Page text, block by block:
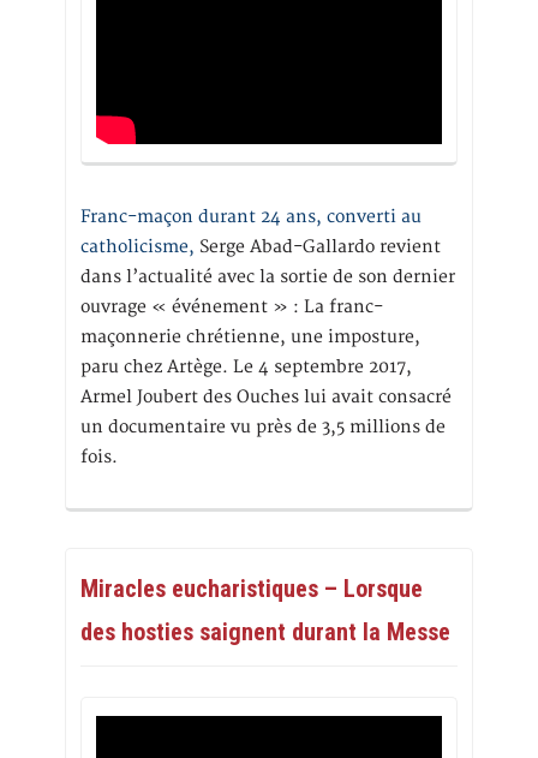
Franc-maçon durant 24 ans, converti au
catholicisme, Serge Abad-Gallardo revient
dans l’actualité avec la sortie de son dernier
ouvrage « événement » : La franc-
maçonnerie chrétienne, une imposture,
paru chez Artège. Le 4 septembre 2017,
Armel Joubert des Ouches lui avait consacré
un documentaire vu près de 3,5 millions de
fois.
Miracles eucharistiques – Lorsque
des hosties saignent durant la Messe